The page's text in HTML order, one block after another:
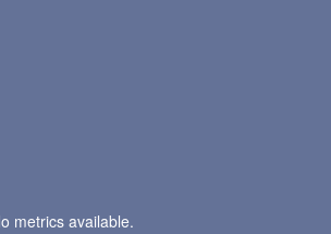
metrics available.